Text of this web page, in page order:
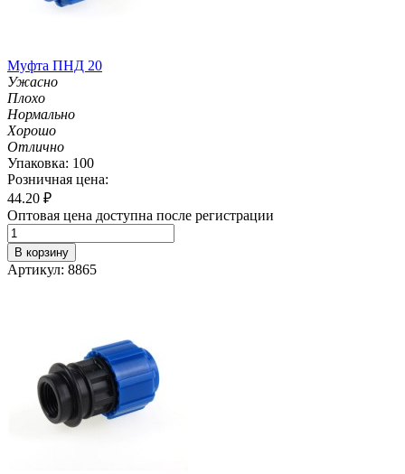
Муфта ПНД 20
Ужасно
Плохо
Нормально
Хорошо
Отлично
Упаковка: 100
Розничная цена:
44.20 ₽
Оптовая цена доступна после регистрации
В корзину
Артикул: 8865